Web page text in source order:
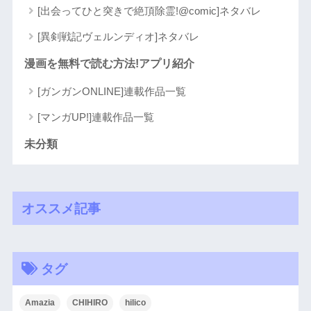
[出会ってひと突きで絶頂除霊!@comic]ネタバレ
[異剣戦記ヴェルンディオ]ネタバレ
漫画を無料で読む方法!アプリ紹介
[ガンガンONLINE]連載作品一覧
[マンガUP!]連載作品一覧
未分類
オススメ記事
タグ
Amazia CHIHIRO hilico